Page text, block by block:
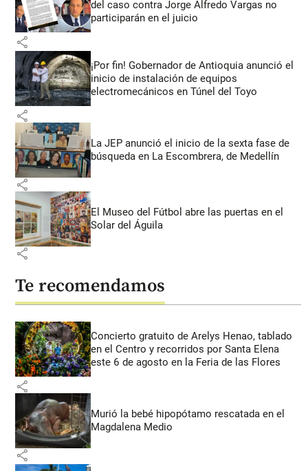
del caso contra Jorge Alfredo Vargas no
participarán en el juicio
share
¡Por fin! Gobernador de Antioquia anunció el
inicio de instalación de equipos
electromecánicos en Túnel del Toyo
share
La JEP anunció el inicio de la sexta fase de
búsqueda en La Escombrera, de Medellín
share
El Museo del Fútbol abre las puertas en el
Solar del Águila
share
Te recomendamos
Concierto gratuito de Arelys Henao, tablado
en el Centro y recorridos por Santa Elena
este 6 de agosto en la Feria de las Flores
share
Murió la bebé hipopótamo rescatada en el
Magdalena Medio
share